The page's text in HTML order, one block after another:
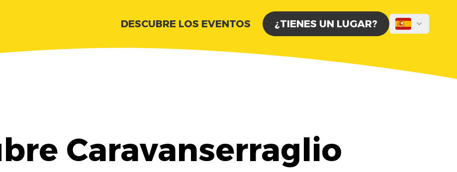
DESCUBRE LOS EVENTOS ¿TIENES UN LUGAR?
Caravanserraglio